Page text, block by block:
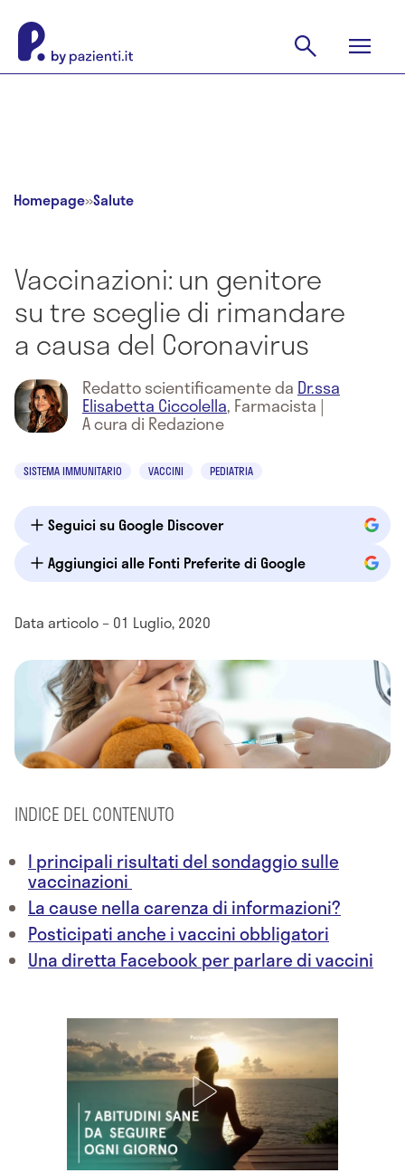
Homepage»Salute
Vaccinazioni: un genitore
su tre sceglie di rimandare
a causa del Coronavirus
Redatto scientificamente da Dr.ssa
Elisabetta Ciccolella, Farmacista |
A cura di Redazione
SISTEMA IMMUNITARIO VACCINI PEDIATRIA
Seguici su Google Discover
Aggiungici alle Fonti Preferite di Google
Data articolo – 01 Luglio, 2020
INDICE DEL CONTENUTO
I principali risultati del sondaggio sulle
vaccinazioni
La cause nella carenza di informazioni?
Posticipati anche i vaccini obbligatori
Una diretta Facebook per parlare di vaccini